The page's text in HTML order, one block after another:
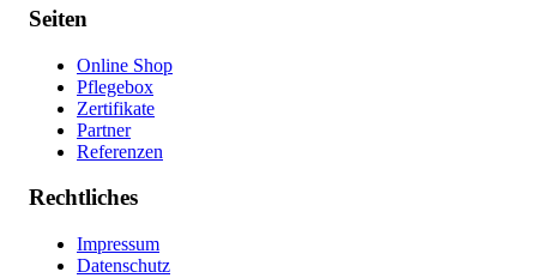
Seiten
Online Shop
Pflegebox
Zertifikate
Partner
Referenzen
Rechtliches
Impressum
Datenschutz